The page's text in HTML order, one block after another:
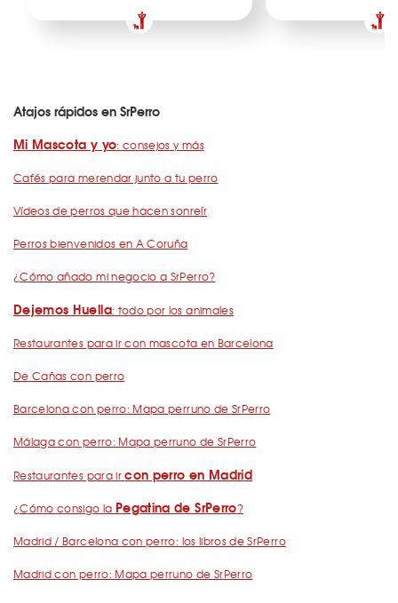
Atajos rápidos en SrPerro
Mi Mascota y yo: consejos y más
Cafés para merendar junto a tu perro
Vídeos de perros que hacen sonreír
Perros bienvenidos en A Coruña
¿Cómo añado mi negocio a SrPerro?
Dejemos Huella: todo por los animales
Restaurantes para ir con mascota en Barcelona
De Cañas con perro
Barcelona con perro: Mapa perruno de SrPerro
Málaga con perro: Mapa perruno de SrPerro
Restaurantes para ircon perro en Madrid
¿Cómo consigo la Pegatina de SrPerro?
Madrid / Barcelona con perro: los libros de SrPerro
Madrid con perro: Mapa perruno de SrPerro